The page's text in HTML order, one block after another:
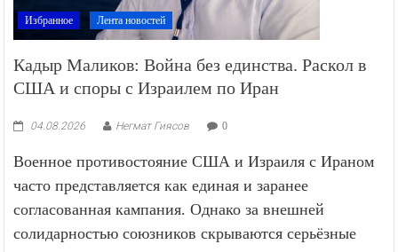
Избранное Лента новостей
Кадыр Маликов: Война без единства. Раскол в
США и споры с Израилем по Иран
04.08.2026 Негмат Гиясов 0
Военное противостояние США и Израиля с Ираном
часто представляется как единая и заранее
согласованная кампания. Однако за внешней
солидарностью союзников скрываются серьёзные